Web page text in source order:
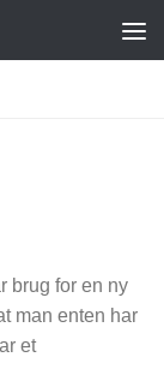
brug for en ny
man enten har
et